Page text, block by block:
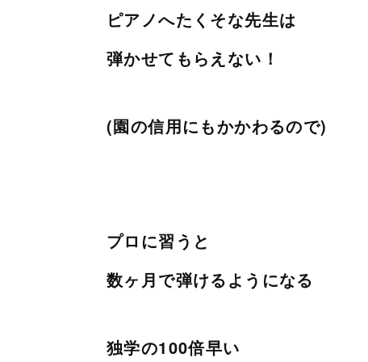
ピアノへたくそな先生は
弾かせてもらえない！
(園の信用にもかかわるので)
プロに習うと
数ヶ月で弾けるようになる
独学の100倍早い